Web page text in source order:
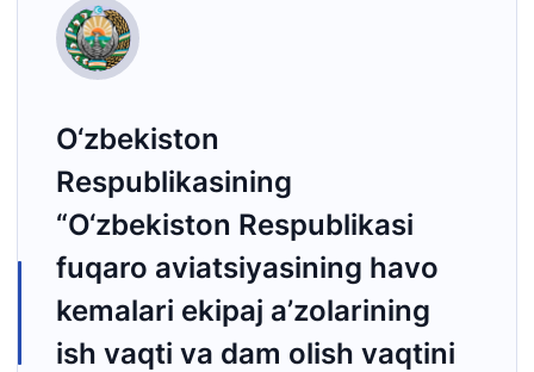
O‘zbekiston
Respublikasining
“O‘zbekiston Respublikasi
fuqaro aviatsiyasining havo
kemalari ekipaj a’zolarining
ish vaqti va dam olish vaqtini